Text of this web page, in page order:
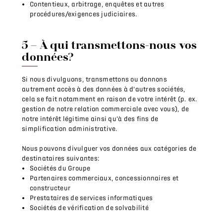
Contentieux, arbitrage, enquêtes et autres
procédures/exigences judiciaires.
5 – À qui transmettons-nous vos
données?
Si nous divulguons, transmettons ou donnons
autrement accès à des données à d’autres sociétés,
cela se fait notamment en raison de votre intérêt (p. ex.
gestion de notre relation commerciale avec vous), de
notre intérêt légitime ainsi qu’à des fins de
simplification administrative.
Nous pouvons divulguer vos données aux catégories de
destinataires suivantes:
Sociétés du Groupe
Partenaires commerciaux, concessionnaires et
constructeur
Prestataires de services informatiques
Sociétés de vérification de solvabilité